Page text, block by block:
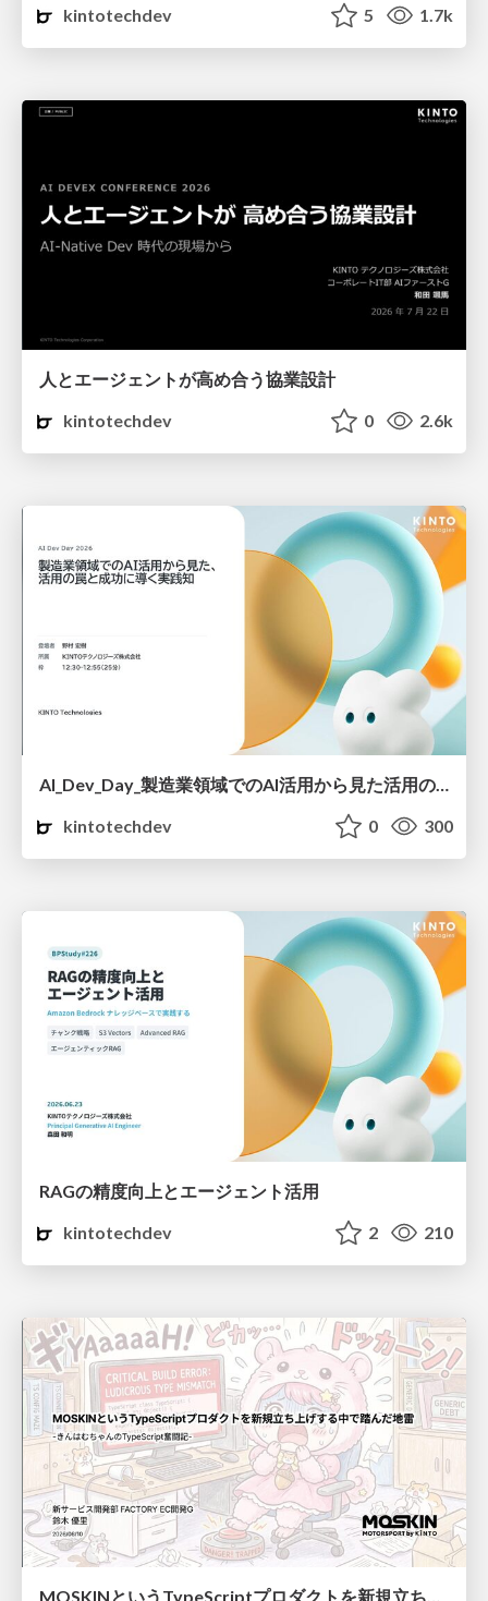
kintotechdev
5 1.7k
人とエージェントが高め合う協業設計
kintotechdev
0 2.6k
AI_Dev_Day_製造業領域でのAI活用から見た活用の罠と成功に導く実践知.pdf
kintotechdev
0 300
RAGの精度向上とエージェント活用
kintotechdev
2 210